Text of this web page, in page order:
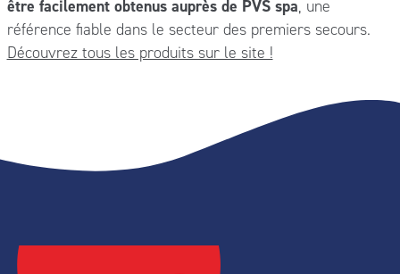
être facilement obtenus auprès de PVS spa, une
référence fiable dans le secteur des premiers secours.
Découvrez tous les produits sur le site !